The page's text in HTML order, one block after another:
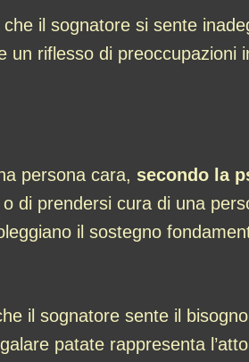
il sognatore si sente
riflesso di preoccupazioni
persona cara, secondo la
di prendersi cura di una
il sostegno
il sognatore sente il
patate rappresenta